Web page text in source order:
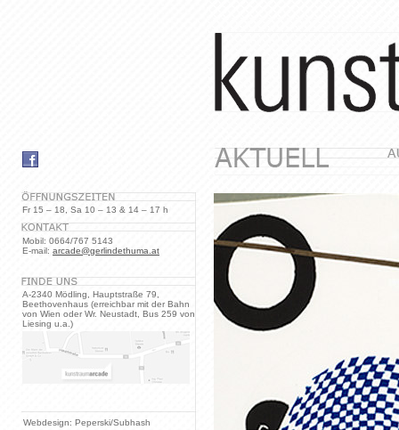
Fr 15 – 18, Sa 10 – 13 & 14 – 17 h
Mobil: 0664/767 5143
E-mail: arcade@gerlindethuma.at
A-2340 Mödling, Hauptstraße 79,
Beethovenhaus (erreichbar mit der Bahn
von Wien oder Wr. Neustadt, Bus 259 von
Liesing u.a.)
Webdesign: Peperski/Subhash